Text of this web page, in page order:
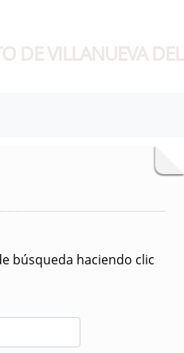
DE VILLANUEVA
búsqueda haciendo clic